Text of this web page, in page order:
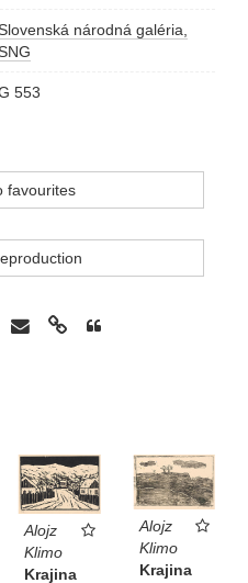
národná galéria,
553
favourites
Alojz
Klimo
Krajina
Alojz
Klimo
Krajina